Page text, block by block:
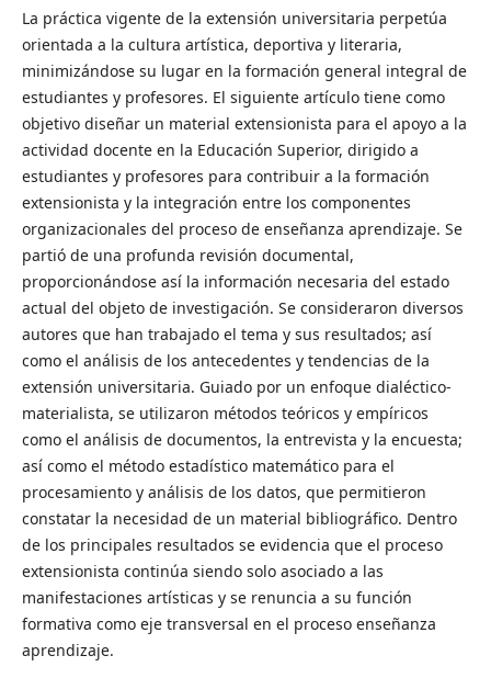
La práctica vigente de la extensión universitaria perpetúa
orientada a la cultura artística, deportiva y literaria,
minimizándose su lugar en la formación general integral de
estudiantes y profesores. El siguiente artículo tiene como
objetivo diseñar un material extensionista para el apoyo a la
actividad docente en la Educación Superior, dirigido a
estudiantes y profesores para contribuir a la formación
extensionista y la integración entre los componentes
organizacionales del proceso de enseñanza aprendizaje. Se
partió de una profunda revisión documental,
proporcionándose así la información necesaria del estado
actual del objeto de investigación. Se consideraron diversos
autores que han trabajado el tema y sus resultados; así
como el análisis de los antecedentes y tendencias de la
extensión universitaria. Guiado por un enfoque dialéctico-
materialista, se utilizaron métodos teóricos y empíricos
como el análisis de documentos, la entrevista y la encuesta;
así como el método estadístico matemático para el
procesamiento y análisis de los datos, que permitieron
constatar la necesidad de un material bibliográfico. Dentro
de los principales resultados se evidencia que el proceso
extensionista continúa siendo solo asociado a las
manifestaciones artísticas y se renuncia a su función
formativa como eje transversal en el proceso enseñanza
aprendizaje.